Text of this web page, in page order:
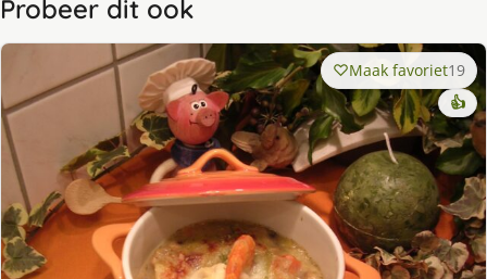
Probeer dit ook
Maak favoriet19
👍